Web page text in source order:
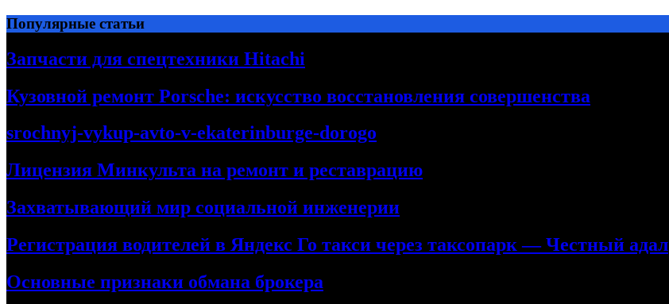
Перейти
к
содержимому
Популярные статьи
Запчасти для спецтехники Hitachi
Кузовной ремонт Porsche: искусство восстановления совершенства
srochnyj-vykup-avto-v-ekaterinburge-dorogo
Лицензия Минкульта на ремонт и реставрацию
Захватывающий мир социальной инженерии
Регистрация водителей в Яндекс Го такси через таксопарк — Честный адал
Основные признаки обмана брокера